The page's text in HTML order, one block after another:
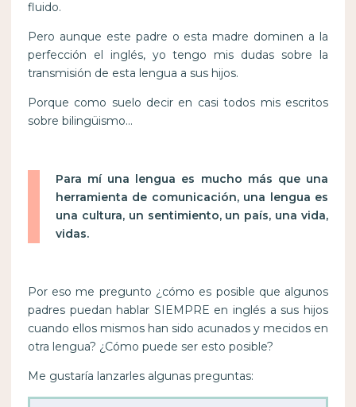
fluido.
Pero aunque este padre o esta madre dominen a la
perfección el inglés, yo tengo mis dudas sobre la
transmisión de esta lengua a sus hijos.
Porque como suelo decir en casi todos mis escritos
sobre bilingüismo…
Para mí una lengua es mucho más que una
herramienta de comunicación, una lengua es
una cultura, un sentimiento, un país, una vida,
vidas.
Por eso me pregunto ¿cómo es posible que algunos
padres puedan hablar SIEMPRE en inglés a sus hijos
cuando ellos mismos han sido acunados y mecidos en
otra lengua? ¿Cómo puede ser esto posible?
Me gustaría lanzarles algunas preguntas: